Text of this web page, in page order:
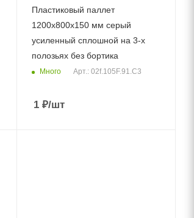
Пластиковый паллет
1200х800х150 мм серый
усиленный сплошной на 3-х
полозьяx без бортика
Много Арт.: 02f.105F.91.С3
1 ₽/шт